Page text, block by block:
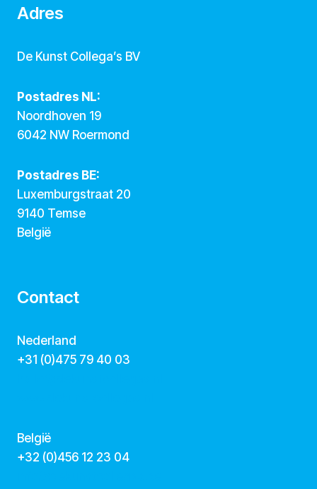
Adres
De Kunst Collega’s BV
Postadres NL:
Noordhoven 19
6042 NW Roermond
Postadres BE:
Luxemburgstraat 20
9140 Temse
België
Contact
Nederland
+31 (0)475 79 40 03
België
‭+32 (0)456 12 23 04‬